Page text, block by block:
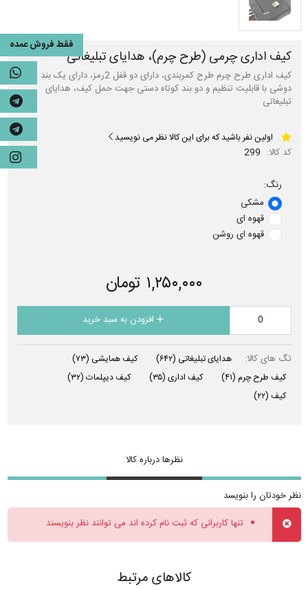
کیف اداری چرمی (طرح چرم)، هدایای تبلیغاتی
کیف اداری طرح چرم طرح کمربندی، دارای دو قفل 2رمز، دارای یک بند
دوشی با قابلیت تنظیم و دو بند کوتاه دستی جهت حمل کیف، هدایای
تبلیغاتی
اولین نفر باشید که برای این کالا نظر می نویسید
کد کالا: 299
رنگ:
مشکی
قهوه ای
قهوه ای روشن
۱,۲۵۰,۰۰۰ تومان
افزودن به سبد خرید
تگ های کالا: هدایای تبلیغاتی (۶۴۲) کیف همایشی (۷۳)
کیف طرح چرم (۴۱) کیف اداری (۳۵) کیف دیپلمات (۳۲)
کیف (۲۲)
نظرها درباره کالا
نظر خودتان را بنویسد
تنها کاربرانی که ثبت نام کرده اند می توانند نظر بنویسند
کالاهای مرتبط
فقط فروش عمده